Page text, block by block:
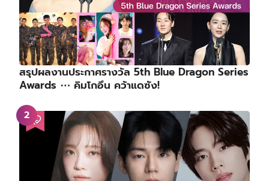
สรุปผลงานประกาศรางวัล 5th Blue Dragon Series
Awards ⋯ คิมโกอึน คว้าแดซัง!